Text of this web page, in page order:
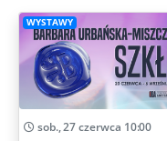
WYSTAWY
sob., 27 czerwca 10:00